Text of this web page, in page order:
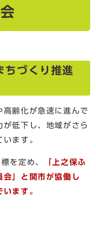
ちづくり推進
高齢化が急速に進んで
低下し、地域がさら
ます。
を定め、
「上之保ふ
会」と関市が協働し
ます。